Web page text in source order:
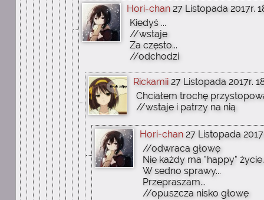
Hori-chan 27 Listopada 2017r.
Kiedyś ...
//wstaje
Za często...
//odchodzi
Rickamii 27 Listopada 2017r.
Chciałem trochę
//wstaje i patrzy na nią
Hori-chan 27 Listopada
//odwraca głowę
Nie każdy ma "happy"
W sedno sprawy...
Przepraszam...
//opuszcza nisko głowę